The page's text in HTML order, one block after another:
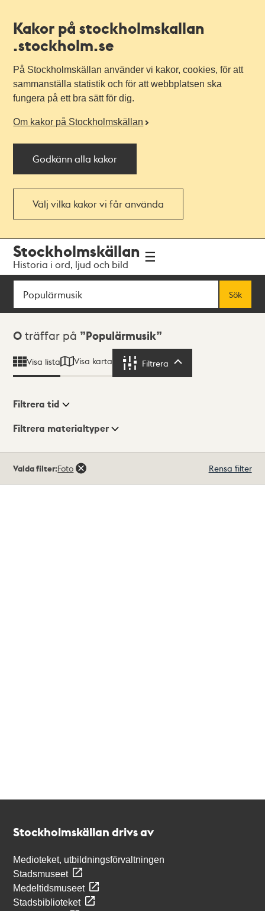
Kakor på stockholmskallan
.stockholm.se
På Stockholmskällan använder vi kakor, cookies, för att
sammanställa statistik och för att webbplatsen ska
fungera på ett bra sätt för dig.
Om kakor på Stockholmskällan
Godkänn alla kakor
Välj vilka kakor vi får använda
navigationen
huvudinnehållet
Stockholmskällan
Historia i ord, ljud och bild
Sök
Sök
Sökresultat
0 träffar på Populärmusik
Visa lista Visa karta Filtrera
Visningsläge
Filtrera tid
Filtrera materialtyper
träffar
Valda filter:Foto Rensa filter
Stockholmskällan drivs av
Medioteket, utbildningsförvaltningen
Stadsmuseet
Medeltidsmuseet
Stadsbiblioteket